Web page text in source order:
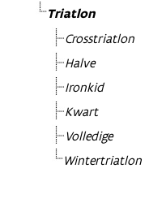
Triatlon
Crosstriatlon
Halve
Ironkid
Kwart
Volledige
Wintertriatlon